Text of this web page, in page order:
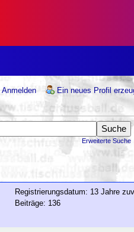
Anmelden
Ein neues Profil
Erweiterte Suche
Registrierungsdatum: 13 Jahre
Beiträge: 136